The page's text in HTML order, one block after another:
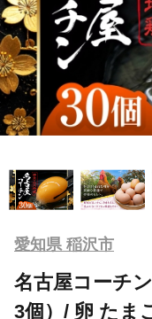
愛知県 稲沢市
名古屋コーチ
3個）/ 卵 たま